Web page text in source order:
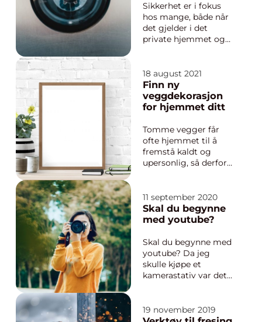
Sikkerhet er i fokus
hos mange, både når
det gjelder i det
private hjemmet og
institusjoner osv. Men
hvilke tiltak kan du
gjøre for å øke
sikkerheten i
trygghet for de som
ferdes i eiendommen?
Finn d...
18 august 2021
Finn ny
veggdekorasjon
for hjemmet ditt
Tomme vegger får
ofte hjemmet til å
fremstå kaldt og
upersonlig, så derfor
dekorere veggen
med. Det trenger ikke
være alle vegger i
farger i rommet
skaper varm...
11 september 2020
Skal du begynne
med youtube?
Skal du begynne med
youtube? Da jeg
skulle kjøpe et
kamerastativ var det
sinnsykt mange
steder som selger, til
19 november 2019